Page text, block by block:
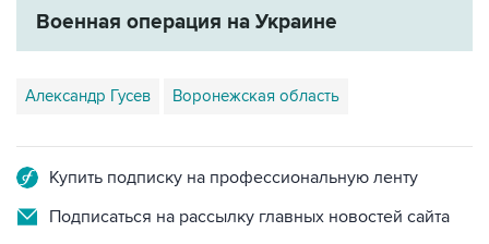
Военная операция на Украине
Александр Гусев Воронежская область
Купить подписку на профессиональную ленту
Подписаться на рассылку главных новостей сайта